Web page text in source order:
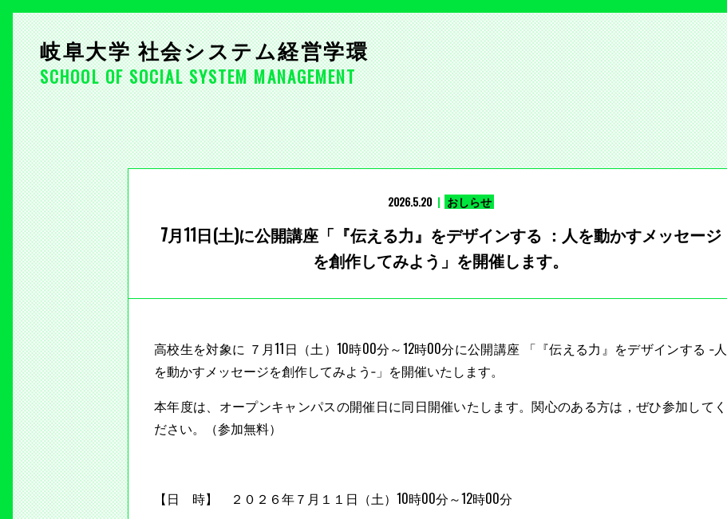
岐阜大学 社会システム経営学環
SCHOOL OF SOCIAL SYSTEM MANAGEMENT
2026.5.20 おしらせ
7月11日(土)に公開講座「『伝える力』をデザインする ：人を動かすメッセージ
を創作してみよう」を開催します。
高校生を対象に ７月11日（土）10時00分～12時00分に公開講座 「『伝える力』をデザインする ‐人
を動かすメッセージを創作してみよう‐」を開催いたします。
本年度は、オープンキャンパスの開催日に同日開催いたします。関心のある方は，ぜひ参加してく
ださい。（参加無料）
【日 時】 ２０２６年７月１１日（土）10時00分～12時00分